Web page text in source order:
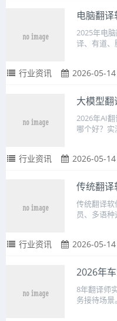
电脑翻
2025年电
译、有道、
行业资讯 2026-05-
大模型
2026年AI
哪个好？
行业资讯 2026-05-
传统翻译
传统翻译软
员、多语
行业资讯 2026-05-
2026年
8年翻译师
务接待场